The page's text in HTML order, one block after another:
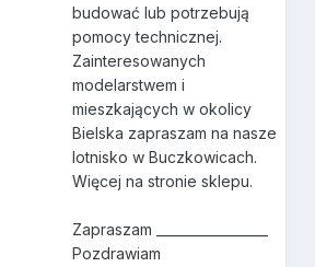
budować lub potrzebują
pomocy technicznej.
Zainteresowanych
modelarstwem i
mieszkających w okolicy
Bielska zapraszam na nasze
lotnisko w Buczkowicach.
Więcej na stronie sklepu.
Zapraszam _________________
Pozdrawiam